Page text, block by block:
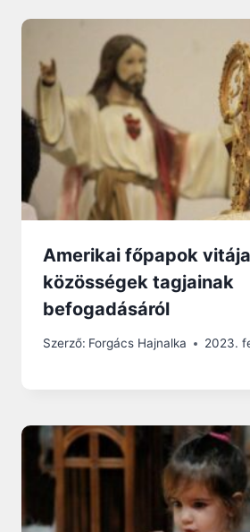
Amerikai főpapok vitája
közösségek tagjainak
befogadásáról
Szerző: Forgács Hajnalka 2023.